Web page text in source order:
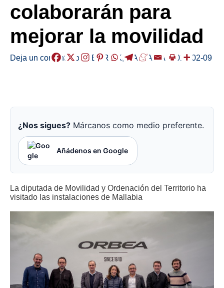
colaborarán para
mejorar la movilidad
Deja un comentario /HERRIAK,MALLABIA/2018-02-09
¿Nos sigues? Márcanos como medio preferente.
Añádenos en Google
La diputada de Movilidad y Ordenación del Territorio ha
visitado las instalaciones de Mallabia